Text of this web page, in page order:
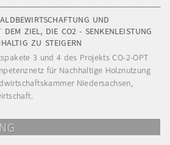
UND
DEM ZIEL, DIE CO2 - SENKENLEISTUNG
ZU STEIGERN
3 und 4 des Projekts CO-2-OPT
für Nachhaltige Holznutzung
Niedersachsen,